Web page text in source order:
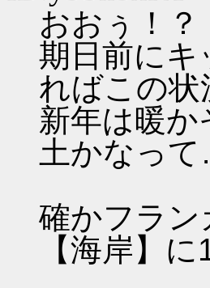
おおぅ！？
期日前にキ
ればこの状
新年は暖
土かなっ
確かフラ
【海岸】に